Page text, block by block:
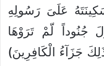
عَلَىَ رَسُولِهِ
جُنُوداً لّمْ تَرَوْهَا
جَزَآءُ الْكَافِرِينَ)